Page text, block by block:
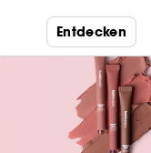
Entdecken